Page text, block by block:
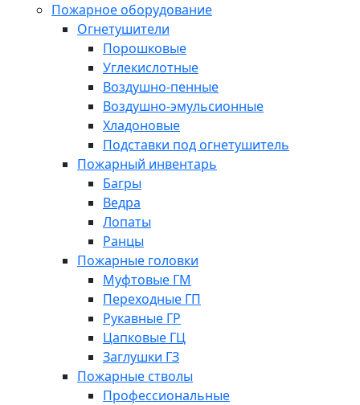
Пожарное оборудование
Огнетушители
Порошковые
Углекислотные
Воздушно-пенные
Воздушно-эмульсионные
Хладоновые
Подставки под огнетушитель
Пожарный инвентарь
Багры
Ведра
Лопаты
Ранцы
Пожарные головки
Муфтовые ГМ
Переходные ГП
Рукавные ГР
Цапковые ГЦ
Заглушки ГЗ
Пожарные стволы
Профессиональные